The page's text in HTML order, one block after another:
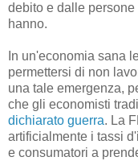
debito e dalle
hanno.
In un'economia sana
permettersi di non
una tale emergenza,
che gli economisti
dichiarato guerra. La
artificialmente i tassi
e consumatori a